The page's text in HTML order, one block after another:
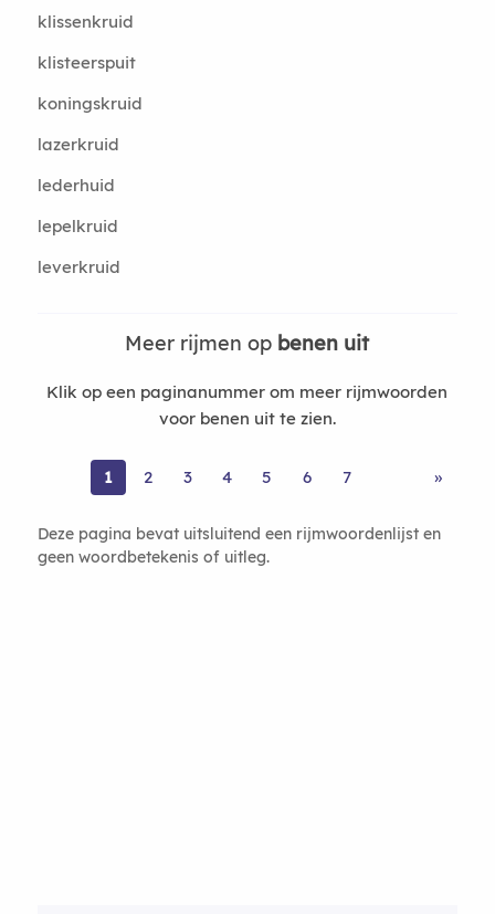
klissenkruid
klisteerspuit
koningskruid
lazerkruid
lederhuid
lepelkruid
leverkruid
Meer rijmen op benen uit
Klik op een paginanummer om meer rijmwoorden
voor benen uit te zien.
1 2 3 4 5 6 7 »
Deze pagina bevat uitsluitend een rijmwoordenlijst en
geen woordbetekenis of uitleg.